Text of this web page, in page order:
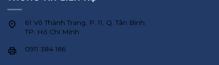
61 Võ Thành Trang, P. 11, Q. Tân Bình,
TP. Hồ Chí Minh
0911 384 166